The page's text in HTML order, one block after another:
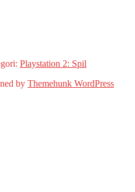
Playstation 2: Spil
by Themehunk WordPress